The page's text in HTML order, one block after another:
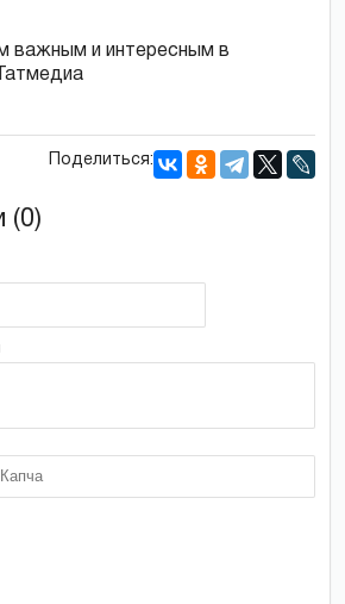
важным и интересным в
Татмедиа
Поделиться:
(0)